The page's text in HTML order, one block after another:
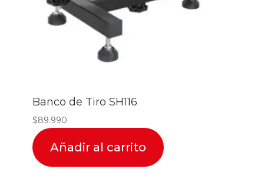
Banco de Tiro SH116
$89.990
Añadir al carrito